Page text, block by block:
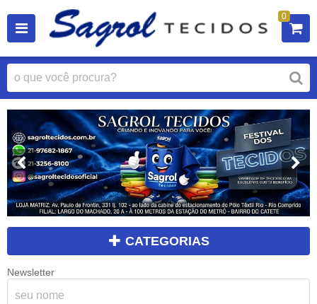
0
CATEGORIAS
Newsletter